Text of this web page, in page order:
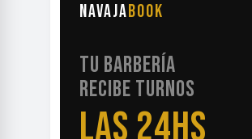
NAVAJABOOK
TU BARBERÍA
RECIBE TURNOS
LAS 24HS